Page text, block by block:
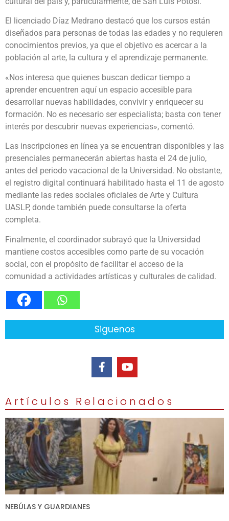
El licenciado Díaz Medrano destacó que los cursos están
diseñados para personas de todas las edades y no requieren
conocimientos previos, ya que el objetivo es acercar a la
población al arte, la cultura y el aprendizaje permanente.
«Nos interesa que quienes buscan dedicar tiempo a
aprender encuentren aquí un espacio accesible para
desarrollar nuevas habilidades, convivir y enriquecer su
formación. No es necesario ser especialista; basta con tener
interés por descubrir nuevas experiencias», comentó.
Las inscripciones en línea ya se encuentran disponibles y las
presenciales permanecerán abiertas hasta el 24 de julio,
antes del periodo vacacional de la Universidad. No obstante,
el registro digital continuará habilitado hasta el 11 de agosto
mediante las redes sociales oficiales de Arte y Cultura
UASLP, donde también puede consultarse la oferta
completa.
Finalmente, el coordinador subrayó que la Universidad
mantiene costos accesibles como parte de su vocación
social, con el propósito de facilitar el acceso de la
comunidad a actividades artísticas y culturales de calidad.
Siguenos
Artículos Relacionados
NEBÚLAS Y GUARDIANES